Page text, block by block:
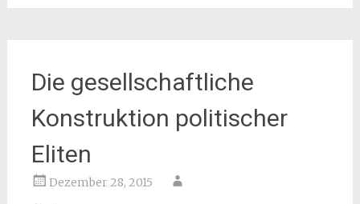
Die gesellschaftliche
Konstruktion politischer
Eliten
Dezember 28, 2015